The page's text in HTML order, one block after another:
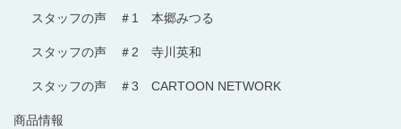
スタッフの声 ＃1 本郷みつる
スタッフの声 ＃2 寺川英和
スタッフの声 ＃3 CARTOON NETWORK
商品情報